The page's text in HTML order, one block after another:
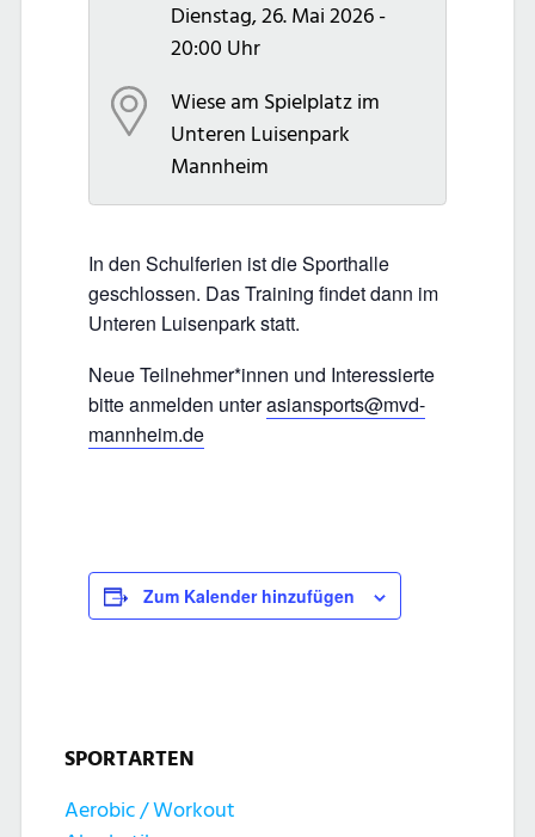
Dienstag, 26. Mai 2026 -
20:00 Uhr
Wiese am Spielplatz im
Unteren Luisenpark
Mannheim
In den Schulferien ist die Sporthalle
geschlossen. Das Training findet dann im
Unteren Luisenpark statt.
Neue Teilnehmer*innen und Interessierte
bitte anmelden unterasiansports@mvd-
mannheim.de
Zum Kalender hinzufügen
SPORTARTEN
Aerobic / Workout